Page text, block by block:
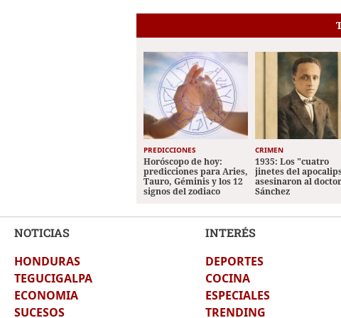
PREDICCIONES
Horóscopo de hoy:
predicciones para Aries,
Tauro, Géminis y los 12
signos del zodiaco
CRIMEN
1935: Los "cuatro
jinetes del
asesinaron al doctor
Sánchez
NOTICIAS
HONDURAS
TEGUCIGALPA
ECONOMIA
SUCESOS
INTERÉS
DEPORTES
COCINA
ESPECIALES
TRENDING